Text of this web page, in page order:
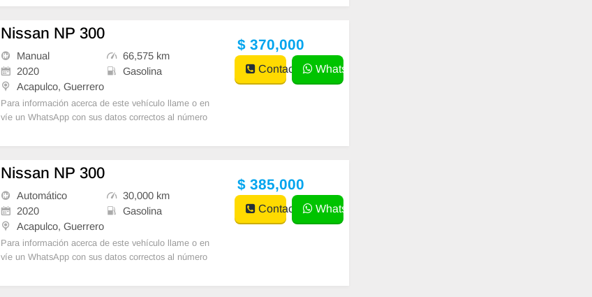
Nissan NP 300
Manual
66,575 km
2020
Gasolina
Acapulco, Guerrero
Para información acerca de este vehículo llame o en
víe un WhatsApp con sus datos correctos al número
$ 370,000
Contactar WhatsApp
Nissan NP 300
Automático
30,000 km
2020
Gasolina
Acapulco, Guerrero
Para información acerca de este vehículo llame o en
víe un WhatsApp con sus datos correctos al número
$ 385,000
Contactar WhatsApp